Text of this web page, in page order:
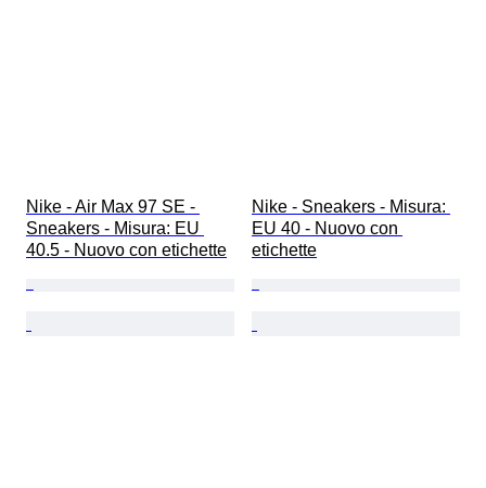
Nike - Air Max 97 SE -
Sneakers - Misura: EU
40.5 - Nuovo con etichette
Nike - Sneakers - Misura:
EU 40 - Nuovo con
etichette